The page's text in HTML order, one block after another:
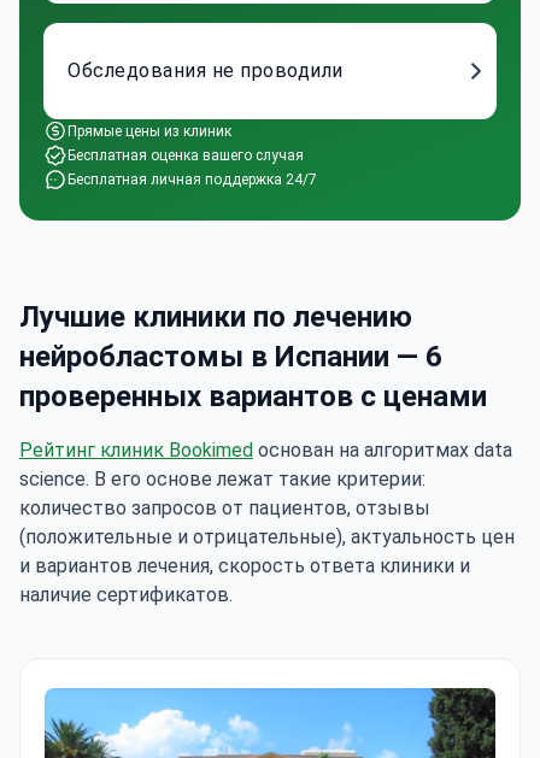
Обследования не проводили
Прямые цены из клиник
Бесплатная оценка вашего случая
Бесплатная личная поддержка 24/7
Лучшие клиники по лечению
нейробластомы в Испании — 6
проверенных вариантов с ценами
Рейтинг клиник Bookimed основан на алгоритмах data
science. В его основе лежат такие критерии:
количество запросов от пациентов, отзывы
(положительные и отрицательные), актуальность цен
и вариантов лечения, скорость ответа клиники и
наличие сертификатов.